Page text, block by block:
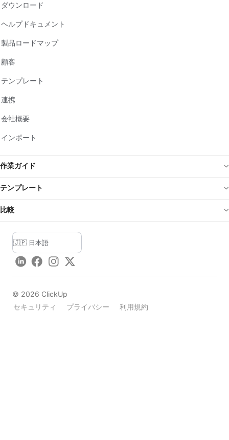
ダウンロード
ヘルプドキュメント
製品ロードマップ
顧客
テンプレート
連携
会社概要
インポート
作業ガイド
テンプレート
比較
LinkedInFacebook
Instagram
Twitter
© 2026 ClickUp
セキュリティ
プライバシー 利用規約